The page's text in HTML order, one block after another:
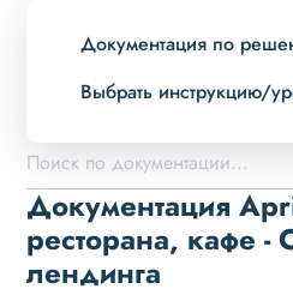
Документация по
Выбрать инструкцию/
Описание курса
Возможности
Примеры страниц
Установка и обновление
Документация
ресторана, кафе -
лендинга